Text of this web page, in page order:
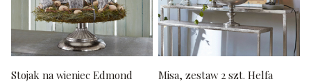
Stojak na wieniec Edmond Misa, zestaw 2 szt. Helfa